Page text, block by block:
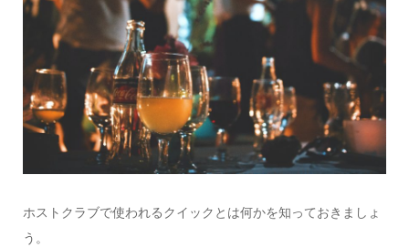
ホストクラブで使われるクイックとは何かを知っておきましょ
う。